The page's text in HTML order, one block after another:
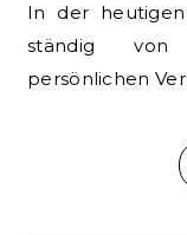
In der heutigen schnelllebigen Welt, in der wir
ständig von
persönlichen